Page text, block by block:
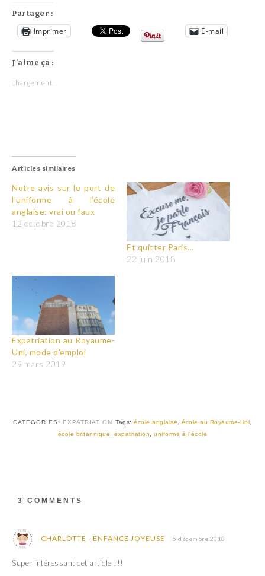
Partager :
Imprimer E-mail
J’aime ça :
chargement…
Articles similaires
Notre avis sur le port de
l’uniforme à l’école
anglaise: vrai ou faux
12 octobre 2018
Et quitter Paris…
22 juin 2018
Expatriation au Royaume-
Uni, mode d’emploi
29 mars 2019
CATEGORIES: EXPATRIATION Tags:école anglaise ,école au Royaume-Uni
école britannique
,expatriation ,uniforme à l'école
3 COMMENTS
CHARLOTTE - ENFANCE JOYEUSE 5 décembre 2018
Super intéressant cet article !!!